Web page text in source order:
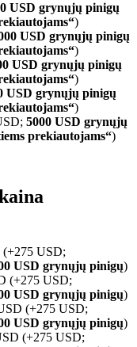
USD grynųjų pinigų
)
USD grynųjų pinigų
)
USD grynųjų pinigų
)
USD grynųjų pinigų
)
5000 USD grynųjų
prekiautojams“)
USD;
USD grynųjų pinigų)
(+275 USD;
USD grynųjų pinigų)
(+275 USD;
USD grynųjų pinigų)
(+275 USD;